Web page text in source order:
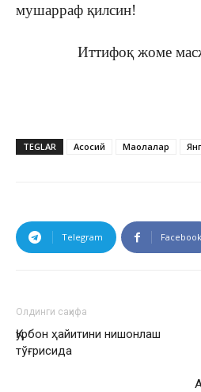
мушарраф қилсин!
Иттифоқ жоме
TEGLAR Асосий Мақолалар
Telegram Facebook
Олдинги саҳифа
Қурбон ҳайитини нишонлаш
тўғрисида